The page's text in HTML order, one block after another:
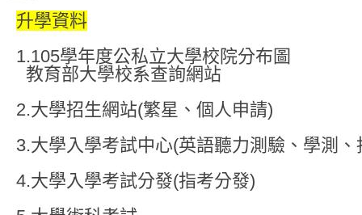
升學資料
1.105學年度公私立大學校院分布圖
教育部大學校系查詢網站
2.大學招生網站(繁星、個人申請)
3.大學入學考試中心(英語聽力測驗、學測
4.大學入學考試分發(指考分發)